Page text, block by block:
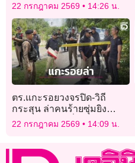
อุทิศ 8 ชีวิต เจ้าของปั๊มตัดพ้อ
ไร้เงินเยียวยาจากรัฐ
22 กรกฎาคม 2569 14:26 น.
ตร.แกะรอยวงจรปิด-วิถี
กระสุน ล่าคนร้ายซุ่มยิง
‘อส.ทพ.’ ขณะวิ่งออกกำลัง
กายเจ็บ!
22 กรกฎาคม 2569 14:09 น.